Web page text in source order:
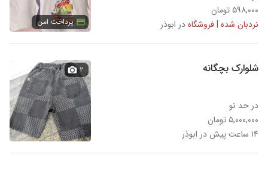
۵۹۸,۰۰۰ تومان
نردبان شده | فروشگاهدر ابوذر پرداخت امن
شلوارک بچگانه
در حد نو
۵,۰۰۰,۰۰۰ تومان
۱۴ ساعت پیش در ابوذر
۲